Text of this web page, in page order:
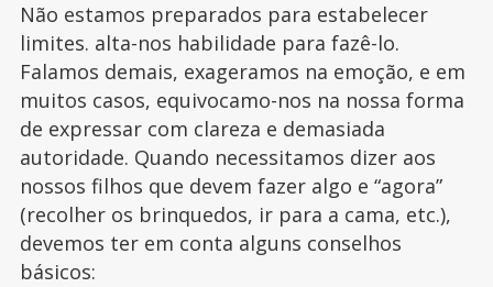
Não estamos preparados para estabelecer
limites. alta-nos habilidade para fazê-lo.
Falamos demais, exageramos na emoção, e em
muitos casos, equivocamo-nos na nossa forma
de expressar com clareza e demasiada
autoridade. Quando necessitamos dizer aos
nossos filhos que devem fazer algo e “agora”
(recolher os brinquedos, ir para a cama, etc.),
devemos ter em conta alguns conselhos
básicos: